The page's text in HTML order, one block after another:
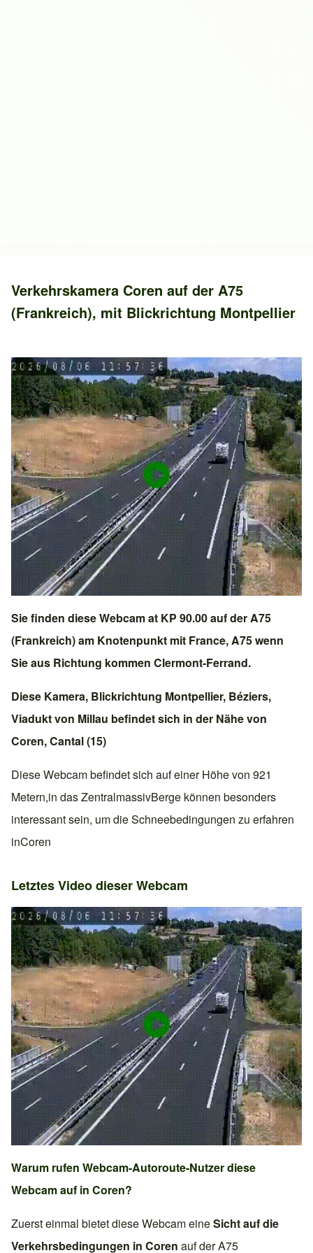
Verkehrskamera Coren auf der A75
(Frankreich), mit Blickrichtung Montpellier
Sie finden diese Webcam at KP 90.00 auf der A75
(Frankreich)am Knotenpunkt mit France, A75wenn
Sie aus Richtung kommen Clermont-Ferrand.
Diese Kamera, Blickrichtung Montpellier, Béziers,
Viadukt von Millau befindet sich in der Nähe von
Coren,Cantal (15)
Diese Webcam befindet sich auf einer Höhe von 921
Metern,in das ZentralmassivBerge können besonders
interessant sein, um die Schneebedingungen zu erfahren
inCoren
Letztes Video dieser Webcam
Warum rufen Webcam-Autoroute-Nutzer diese
Webcam auf in Coren?
Zuerst einmal bietet diese Webcam eineSicht auf die
Verkehrsbedingungen in Coren auf derA75